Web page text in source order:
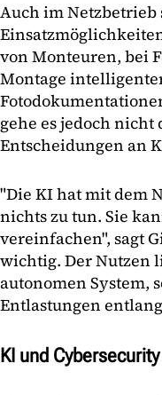
Auch im Netzbetrieb
von Monteuren, bei
Montage
gehe es jedoch
Entscheidungen an
"Die KI hat mit dem
nichts zu tun. Sie
vereinfachen", sagt
wichtig. Der Nutzen
autonomen System,
Entlastungen
KI und